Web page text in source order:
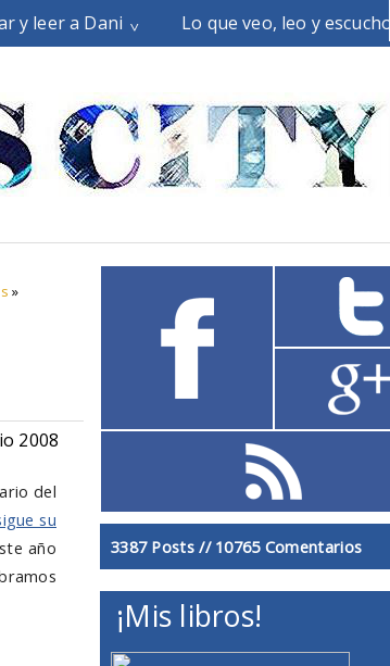
y leer a Dani Lo que veo, leo y escucho
»
2008
del
su
año
3387 Posts // 10765 Comentarios
¡Mis libros!